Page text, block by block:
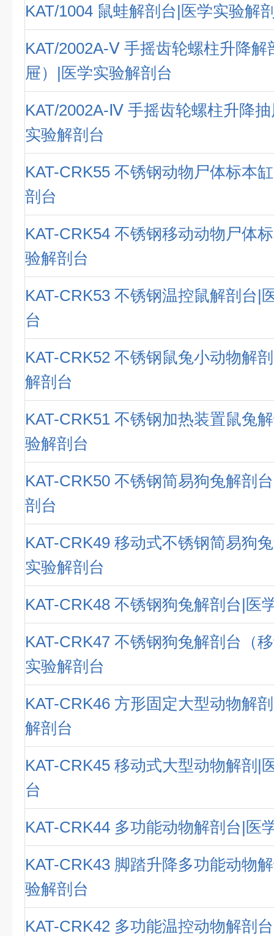
KAT/1004 鼠蛙解剖台|医学实验解
KAT/2002A-Ⅴ 手摇齿轮螺柱升降解
屉）|医学实验解剖台
KAT/2002A-Ⅳ 手摇齿轮螺柱升降
实验解剖台
KAT-CRK55 不锈钢动物尸体标本
剖台
KAT-CRK54 不锈钢移动动物尸体
验解剖台
KAT-CRK53 不锈钢温控鼠解剖台|
台
KAT-CRK52 不锈钢鼠兔小动物解
解剖台
KAT-CRK51 不锈钢加热装置鼠兔
验解剖台
KAT-CRK50 不锈钢简易狗兔解剖
剖台
KAT-CRK49 移动式不锈钢简易狗
实验解剖台
KAT-CRK48 不锈钢狗兔解剖台|医
KAT-CRK47 不锈钢狗兔解剖台（
实验解剖台
KAT-CRK46 方形固定大型动物解
解剖台
KAT-CRK45 移动式大型动物解剖|
台
KAT-CRK44 多功能动物解剖台|医
KAT-CRK43 脚踏升降多功能动物
验解剖台
KAT-CRK42 多功能温控动物解剖